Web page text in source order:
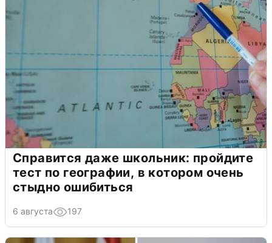
Справится даже школьник: пройдите
тест по географии, в котором очень
стыдно ошибиться
6 августа 197